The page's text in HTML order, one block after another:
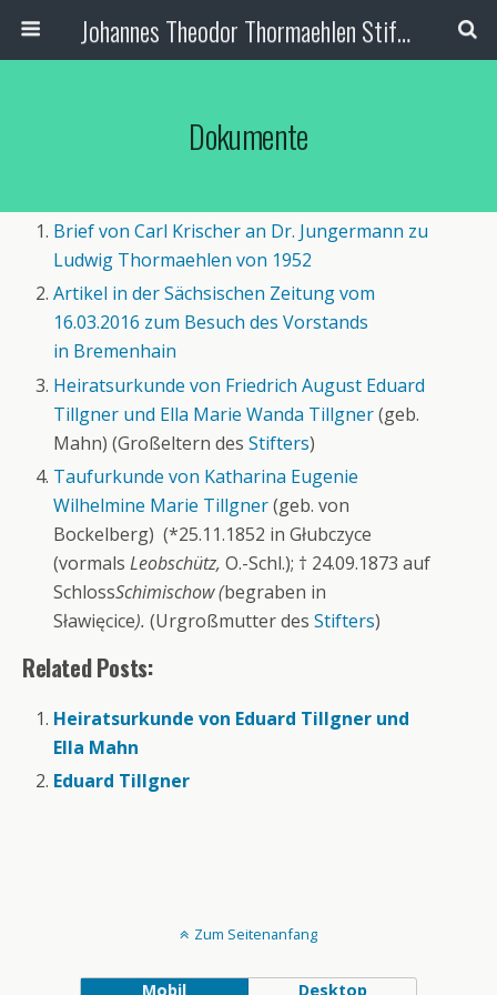
Johannes Theodor Thormaehlen Stiftung
Dokumente
Brief von Carl Krischer an Dr. Jungermann zu
Ludwig Thormaehlen von 1952
Artikel in der Sächsischen Zeitung vom
16.03.2016 zum Besuch des Vorstands
in Bremenhain
Heiratsurkunde von Friedrich August Eduard
Tillgner und Ella Marie Wanda Tillgner(geb.
Mahn) (Großeltern desStifters)
Taufurkunde von Katharina Eugenie
Wilhelmine Marie Tillgner(geb. von
Bockelberg) (*25.11.1852 in Głubczyce
(vormalsLeobschütz,O.-Schl.); † 24.09.1873 auf
SchlossSchimischow (begraben in
Sławięcice). (Urgroßmutter desStifters)
Related Posts:
Heiratsurkunde von Eduard Tillgner und
Ella Mahn
Eduard Tillgner
Zum Seitenanfang
Mobil Desktop